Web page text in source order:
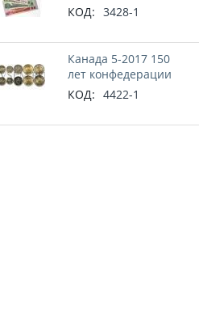
КОД: 3428-1
Канада 5-2017 150
лет конфедерации
КОД: 4422-1